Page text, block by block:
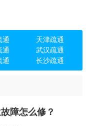
通
天津疏通
通
武汉疏通
通 长沙疏通
障怎么修？